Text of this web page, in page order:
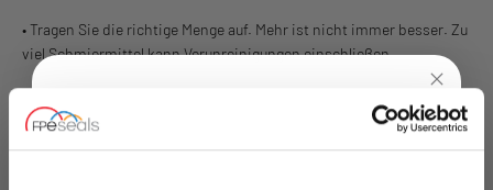
• Tragen Sie die richtige Menge auf. Mehr ist nicht immer besser. Zu
viel Schmiermittel kann Verunreinigungen einschließen.
• Halten Sie es sauber. Schmutz oder Schleifpartikel im
Schmiermittel können Dichtflächen beschädigen.
UNLOCK10% OFF